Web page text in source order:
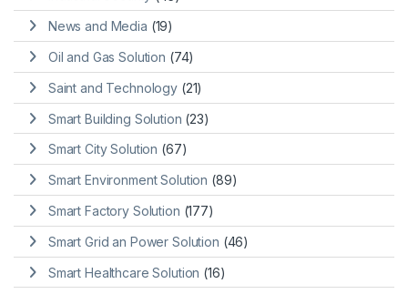
News and Media (19)
Oil and Gas Solution (74)
Saint and Technology (21)
Smart Building Solution (23)
Smart City Solution (67)
Smart Environment Solution (89)
Smart Factory Solution (177)
Smart Grid an Power Solution (46)
Smart Healthcare Solution (16)